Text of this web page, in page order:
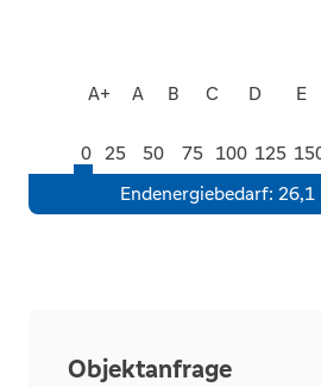
A+ A B C D E
0 25 50 75 100 125
Endenergiebedarf: 26,1
Objektanfrage